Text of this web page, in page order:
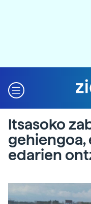
Itsasoko
gehiengoa,
edarien